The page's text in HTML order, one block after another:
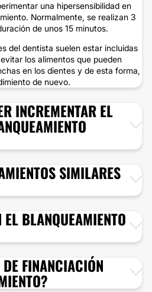
una hipersensibilidad en
Normalmente, se realizan 3
de unos 15 minutos.
del dentista suelen estar incluidas
los alimentos que pueden
en los dientes y de esta forma,
de nuevo.
INCREMENTAR EL
SIMILARES
BLANQUEAMIENTO
FINANCIACIÓN